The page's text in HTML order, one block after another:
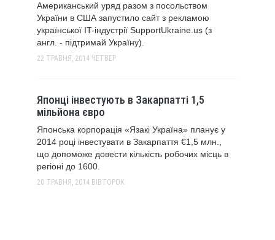
Американський уряд разом з посольством
України в США запустило сайт з рекламою
української IT-індустрії SupportUkraine.us (з
англ. - підтримай Україну).
22 ТРАВНЯ, 2014 ЧЕТВЕР
Японці інвестують в Закарпатті 1,5
мільйона євро
Японська корпорація «Язакі Україна» планує у
2014 році інвестувати в Закарпаття €1,5 млн.,
що допоможе довести кількість робочих місць в
регіоні до 1600.
20 ТРАВНЯ, 2014 ВІВТОРОК